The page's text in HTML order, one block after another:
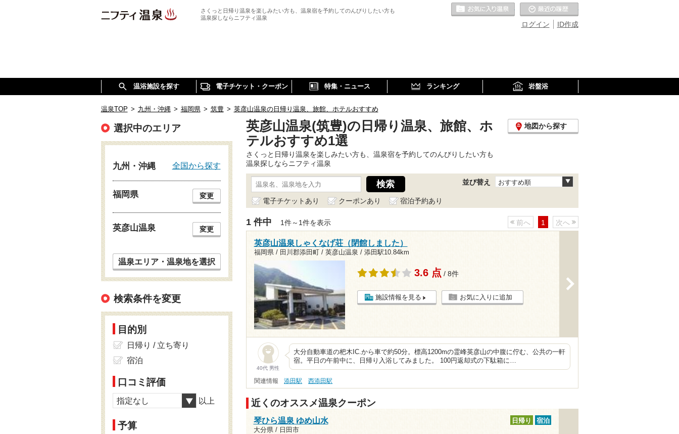
さくっと日帰り温泉を楽しみたい方も、温泉宿を予約してのんびりしたい方も
温泉探しならニフティ温泉
ID作成
ログイン
お気に入りの温泉
温浴施設を探す 電子チケット・クーポン 特集・ニュース ランキング 岩盤浴
温泉TOP > 九州・沖縄 > 福岡県 > 筑豊 > 英彦山温泉の日帰り温泉、旅館、ホテルおすすめ
英彦山温泉(筑豊)の日帰り温泉、旅館、ホ
テルおすすめ1選
地図から探す
さくっと日帰り温泉を楽しみたい方も、温泉宿を予約してのんびりしたい方も
温泉探しならニフティ温泉
並び替え おすすめ順
電子チケットあり クーポンあり 宿泊予約あり
1 件中 1件～1件を表示 前へ 1 次へ
英彦山温泉しゃくなげ荘（閉館しました）
福岡県 / 田川郡添田町 / 英彦山温泉 / 添田駅10.84km
3.6 点 / 8件
施設情報を見る お気に入りに追加
40代 男性
大分自動車道の杷木IC.から車で約50分。標高1200mの霊峰英彦山の中腹に佇む、公共の一軒
宿。平日の午前中に、日帰り入浴してみました。 100円返却式の下駄箱に…
関連情報 添田駅 西添田駅
近くのオススメ温泉クーポン
琴ひら温泉 ゆめ山水
大分県 / 日田市
日帰り 宿泊
選択中のエリア
九州・沖縄 全国から探す
福岡県 変更
英彦山温泉 変更
温泉エリア・温泉地を選択
検索条件を変更
目的別
日帰り / 立ち寄り
宿泊
口コミ評価
指定なし 以上
予算